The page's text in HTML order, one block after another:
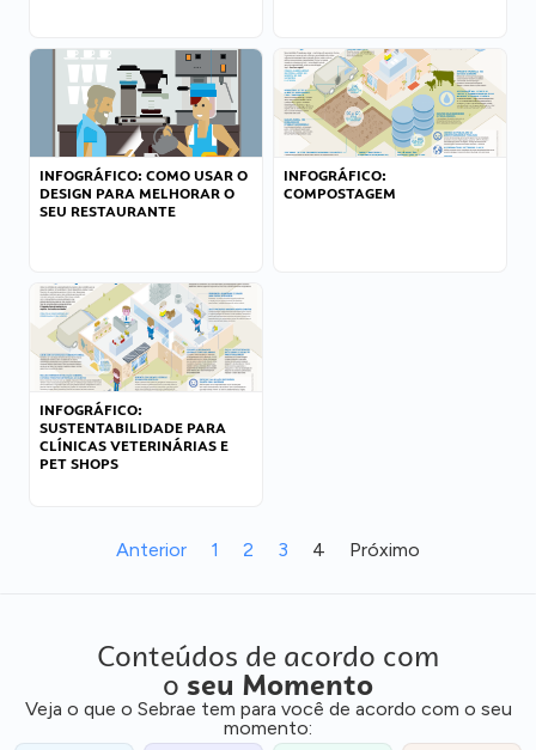
INFOGRÁFICO: COMO USAR O
DESIGN PARA MELHORAR O
SEU RESTAURANTE
INFOGRÁFICO:
COMPOSTAGEM
INFOGRÁFICO:
SUSTENTABILIDADE PARA
CLÍNICAS VETERINÁRIAS E
PET SHOPS
Anterior 1 2 3 4 Próximo
Conteúdos de acordo com
o seu Momento
Veja o que o Sebrae tem para você de acordo com o seu
momento: